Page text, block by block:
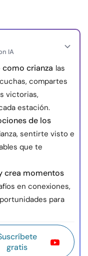
reservados.
IA
crianza las
compartes
victorias,
estación.
de los
sentirte visto e
que te
crea momentos
en conexiones,
para
gratis